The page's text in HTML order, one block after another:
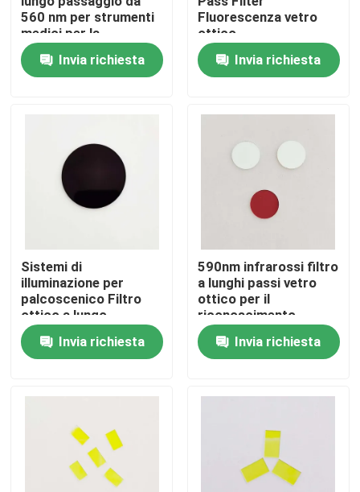
Casa
Prodotti
Chi siamo
Controllo di qualità
Contattaci
Filtro a banda ottica
Filtro a banda fluorescente
560 nm per strumenti
medici per la
deposizione
Invia richiesta
Fluorescenza vetro
ottico
Invia richiesta
Sistemi di
illuminazione per
palcoscenico Filtro
ottico a lungo
passaggio 750nm 1,1
mm di spessore
Invia richiesta
590nm infrarossi filtro
a lunghi passi vetro
ottico per il
riconoscimento
dell'iride
Invia richiesta